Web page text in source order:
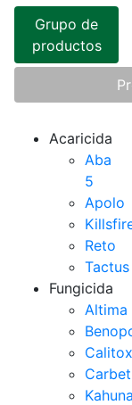
Grupo de
productos
Acaricida
Aba
5
Apolo
Reto
Tactus
Fungicida
Altima
Calitox
Kahuna